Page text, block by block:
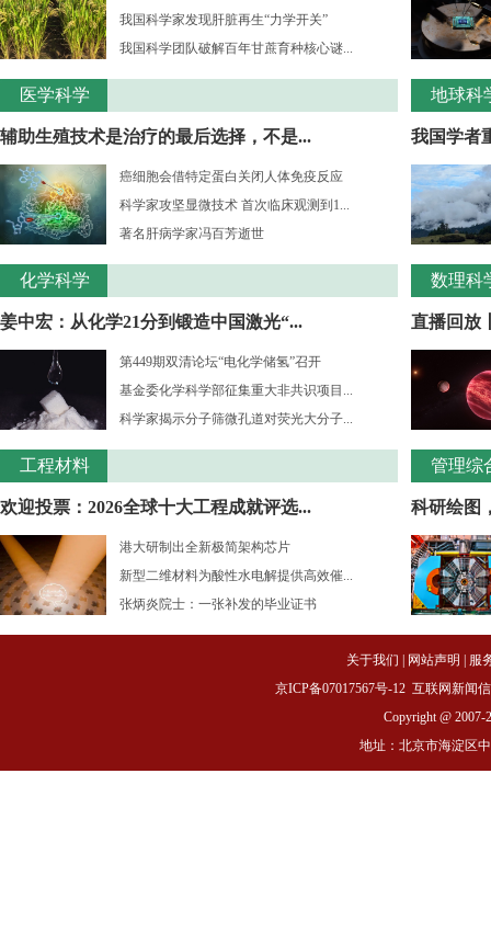
我国科学家发现肝脏再生“力学开关”
我国科学团队破解百年甘蔗育种核心谜...
医学科学
辅助生殖技术是治疗的最后选择，不是...
癌细胞会借特定蛋白关闭人体免疫反应
科学家攻坚显微技术 首次临床观测到1...
著名肝病学家冯百芳逝世
化学科学
姜中宏：从化学21分到锻造中国激光“...
第449期双清论坛“电化学储氢”召开
基金委化学科学部征集重大非共识项目...
科学家揭示分子筛微孔道对荧光大分子...
工程材料
欢迎投票：2026全球十大工程成就评选...
港大研制出全新极简架构芯片
新型二维材料为酸性水电解提供高效催...
张炳炎院士：一张补发的毕业证书
地球科
我国学者
数理科
直播回放
管理综
科研绘图
关于我们 网站声明
服
京ICP备07017567号-12 互联网新闻
Copyright @ 2007-
地址：北京市海淀区